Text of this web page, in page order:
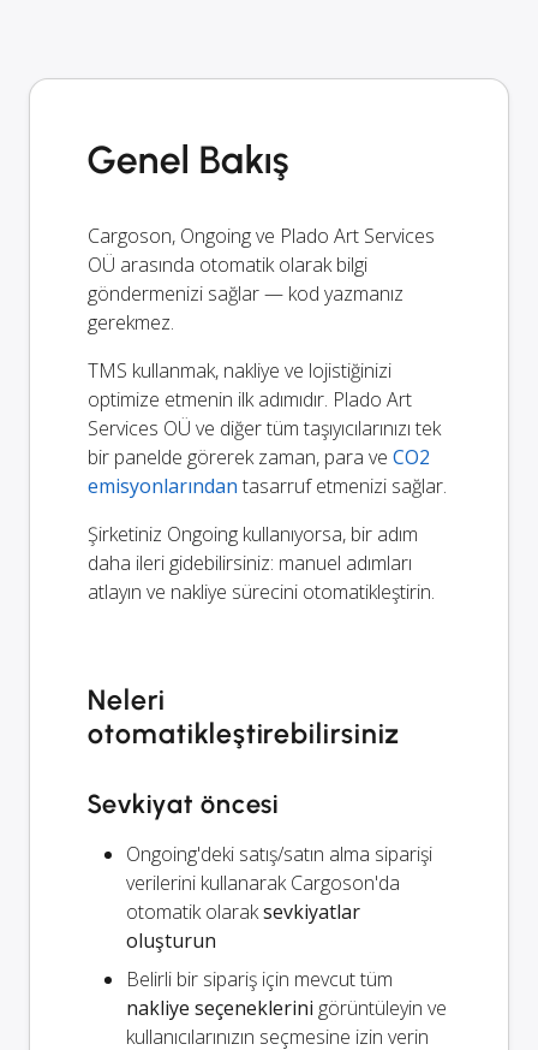
Genel Bakış
Cargoson, Ongoing ve Plado Art Services
OÜ arasında otomatik olarak bilgi
göndermenizi sağlar — kod yazmanız
gerekmez.
TMS kullanmak, nakliye ve lojistiğinizi
optimize etmenin ilk adımıdır. Plado Art
Services OÜ ve diğer tüm taşıyıcılarınızı tek
bir panelde görerek zaman, para ve CO2
emisyonlarından tasarruf etmenizi sağlar.
Şirketiniz Ongoing kullanıyorsa, bir adım
daha ileri gidebilirsiniz: manuel adımları
atlayın ve nakliye sürecini otomatikleştirin.
Neleri
otomatikleştirebilirsiniz
Sevkiyat öncesi
Ongoing'deki satış/satın alma siparişi
verilerini kullanarak Cargoson'da
otomatik olaraksevkiyatlar
oluşturun
Belirli bir sipariş için mevcut tüm
nakliye seçeneklerini görüntüleyin ve
kullanıcılarınızın seçmesine izin verin